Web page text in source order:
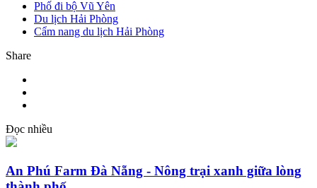
Phố đi bộ Vũ Yên
Du lịch Hải Phòng
Cẩm nang du lịch Hải Phòng
Share
Đọc nhiều
An Phú Farm Đà Nẵng - Nông trại xanh giữa lòng